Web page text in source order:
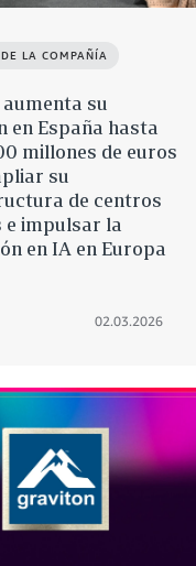
LA COMPAÑÍA
su
en España hasta
millones de euros
su
de centros
e impulsar la
en IA en Europa
02.03.2026